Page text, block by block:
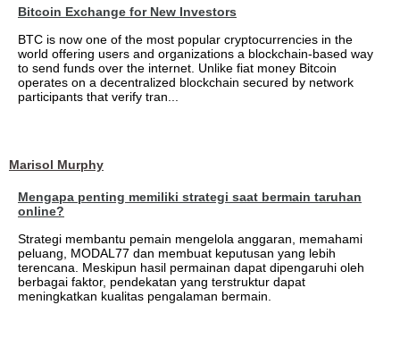
Bitcoin Exchange for New Investors
BTC is now one of the most popular cryptocurrencies in the
world offering users and organizations a blockchain-based way
to send funds over the internet. Unlike fiat money Bitcoin
operates on a decentralized blockchain secured by network
participants that verify tran...
Marisol Murphy
Mengapa penting memiliki strategi saat bermain taruhan
online?
Strategi membantu pemain mengelola anggaran, memahami
peluang, MODAL77 dan membuat keputusan yang lebih
terencana. Meskipun hasil permainan dapat dipengaruhi oleh
berbagai faktor, pendekatan yang terstruktur dapat
meningkatkan kualitas pengalaman bermain.